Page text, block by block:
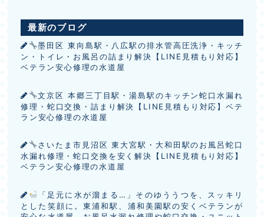
最新のブログ
墨田区 東向島駅・八広駅の排水管高圧洗浄・キッチ
ン・トイレ・お風呂の詰まり解決【LINE見積もり対応】
ベテラン安心修理の水道屋
文京区 本郷三丁目駅・湯島駅のキッチン蛇口水漏れ
修理・蛇口交換・詰まり解決【LINE見積もり対応】ベテ
ラン安心修理の水道屋
さいたま市見沼区 東大宮駅・大和田駅のお風呂蛇口
水漏れ修理・蛇口交換を安く解決【LINE見積もり対応】
ベテラン安心修理の水道屋
「足元に水が溜まる…」そのゆううつを、スッキリ
とした笑顔に。東浦和駅、浦和美園駅の安くベテランが